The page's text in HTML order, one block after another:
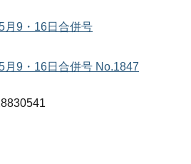
月9・16日合併号
月9・16日合併号 No.1847